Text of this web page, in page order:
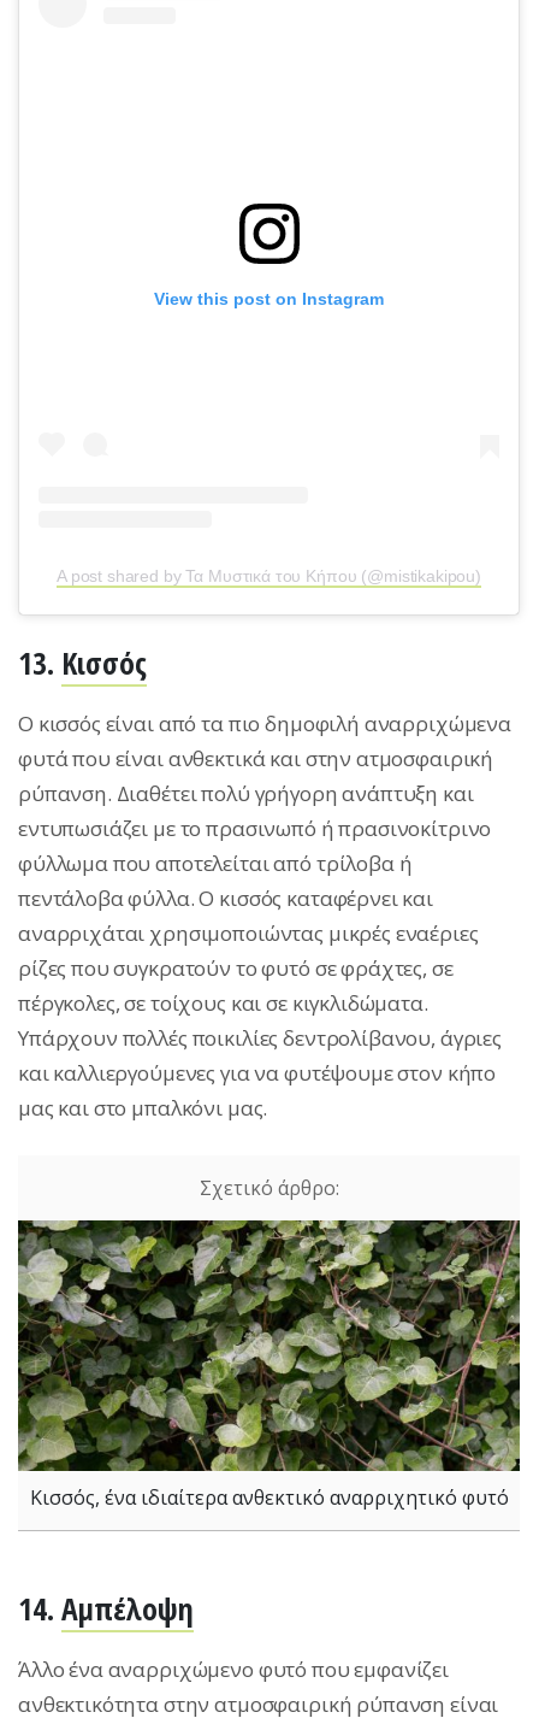
View this post on Instagram
A post shared by Τα Μυστικά του Κήπου (@mistikakipou)
13. Κισσός
Ο κισσός είναι από τα πιο δημοφιλή αναρριχώμενα
φυτά που είναι ανθεκτικά και στην ατμοσφαιρική
ρύπανση. Διαθέτει πολύ γρήγορη ανάπτυξη και
εντυπωσιάζει με το πρασινωπό ή πρασινοκίτρινο
φύλλωμα που αποτελείται από τρίλοβα ή
πεντάλοβα φύλλα. Ο κισσός καταφέρνει και
αναρριχάται χρησιμοποιώντας μικρές εναέριες
ρίζες που συγκρατούν το φυτό σε φράχτες, σε
πέργκολες, σε τοίχους και σε κιγκλιδώματα.
Υπάρχουν πολλές ποικιλίες δεντρολίβανου, άγριες
και καλλιεργούμενες για να φυτέψουμε στον κήπο
μας και στο μπαλκόνι μας.
Κισσός, ένα ιδιαίτερα ανθεκτικό αναρριχητικό φυτό
14. Αμπέλοψη
Άλλο ένα αναρριχώμενο φυτό που εμφανίζει
ανθεκτικότητα στην ατμοσφαιρική ρύπανση είναι